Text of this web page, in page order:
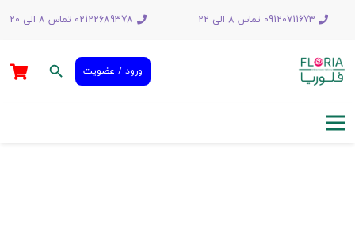
09120711673 تماس 8 الی 22 02122689378 تماس 8 الی 20
ورود / عضویت search